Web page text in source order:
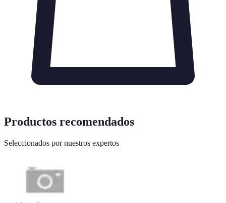
Productos recomendados
Seleccionados por nuestros expertos